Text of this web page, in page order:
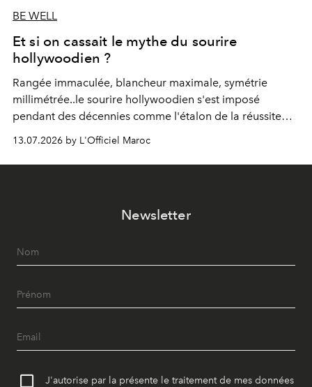
BE WELL
Et si on cassait le mythe du sourire
hollywoodien ?
Rangée immaculée, blancheur maximale, symétrie
millimétrée..le sourire hollywoodien s'est imposé
pendant des décennies comme l'étalon de la réussite
esthétique. Mais ce que l'on prenait pour un idéal se
révèle être un standard, qui, par définition, gomme ce
qui nous distingue. Aujourd'hui, la dentisterie change de
13.07.2026 by L'Officiel Maroc
Newsletter
J'autorise par la présente le traitement de mes données